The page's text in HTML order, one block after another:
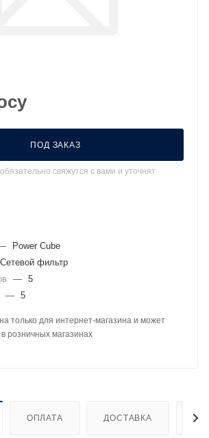
ПОД ЗАКАЗ
свяжутся с вами и уточнят
Power Cube
Сетевой фильтр
— 5
— 5
только для интернет-магазина и может
розничных магазинах
ОПЛАТА ДОСТАВКА